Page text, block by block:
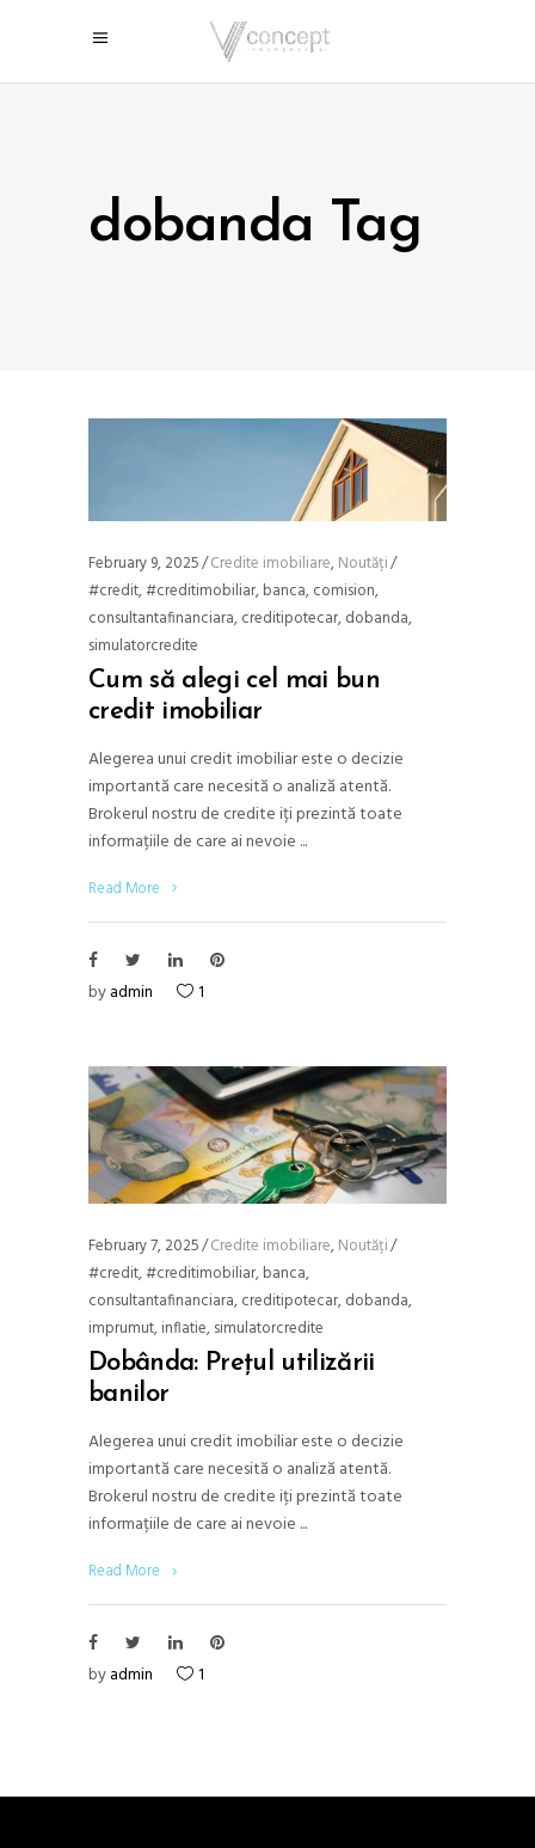
dobanda Tag
February 9, 2025 Credite imobiliare,Noutăți
#credit,#creditimobiliar,banca,comision,
consultantafinanciara,creditipotecar,dobanda,
simulatorcredite
Cum să alegi cel mai bun
credit imobiliar
Alegerea unui credit imobiliar este o decizie
importantă care necesită o analiză atentă.
Brokerul nostru de credite iți prezintă toate
informațiile de care ai nevoie
Read More
byadmin 1
February 7, 2025 Credite imobiliare,Noutăți
#credit,#creditimobiliar,banca,
consultantafinanciara,creditipotecar,dobanda,
imprumut,inflatie,simulatorcredite
Dobânda: Prețul utilizării
banilor
Alegerea unui credit imobiliar este o decizie
importantă care necesită o analiză atentă.
Brokerul nostru de credite iți prezintă toate
informațiile de care ai nevoie
Read More
byadmin 1